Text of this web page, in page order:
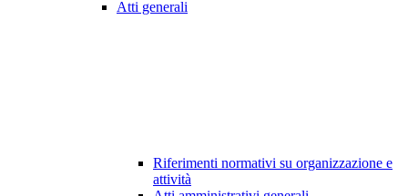
Atti generali
Riferimenti normativi su organizzazione e
attività